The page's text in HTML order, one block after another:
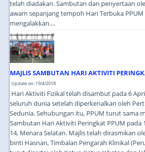
telah diadakan. Sambutan dan penyertaan
awam sepanjang tempoh Hari Terbuka
mengalakkan....
MAJLIS SAMBUTAN HARI AKTIVITI
Update on: 19/4/2018
Hari Aktiviti Fizikal telah disambut pada 6
seluruh dunia setelah diperkenalkan oleh
Sedunia. Sehubungan itu, PPUM turut sama
Sambutan Hari Aktiviti Peringkat PPUM pada
14, Menara Selatan. Majlis telah dirasmikan
binti Hasnan, Timbalan Pengarah Klinikal